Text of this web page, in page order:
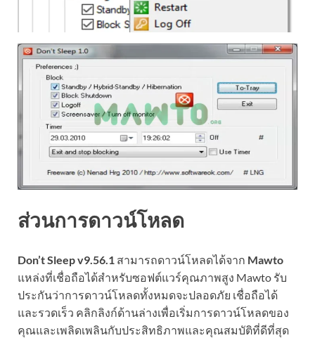
ส่วนการดาวน์โหลด
Don’t Sleep v9.56.1 สามารถดาวน์โหลดได้จาก Mawto
แหล่งที่เชื่อถือได้สำหรับซอฟต์แวร์คุณภาพสูง Mawto รับ
ประกันว่าการดาวน์โหลดทั้งหมดจะปลอดภัย เชื่อถือได้
และรวดเร็ว คลิกลิงก์ด้านล่างเพื่อเริ่มการดาวน์โหลดของ
คุณและเพลิดเพลินกับประสิทธิภาพและคุณสมบัติที่ดีที่สุด